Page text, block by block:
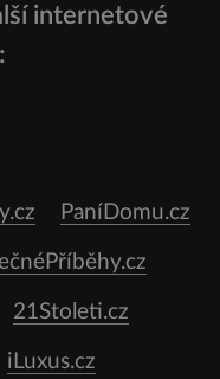
internetové
PaníDomu.cz
21Stoleti.cz
iLuxus.cz